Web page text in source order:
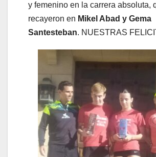
y femenino en la carrera absoluta,
recayeron en Mikel Abad y Gema
Santesteban. NUESTRAS